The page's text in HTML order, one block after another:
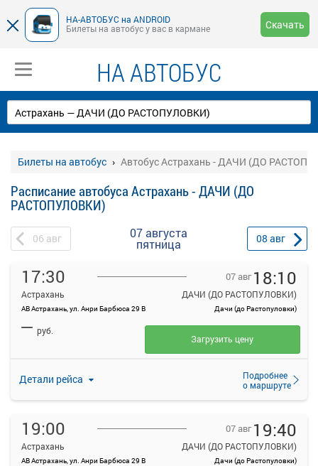
НА-АВТОБУС на ANDROID
Билеты на автобус у вас в кармане
Скачать
НА АВТОБУС
Билеты на автобус Автобус Астрахань - ДАЧИ (ДО
Расписание автобуса Астрахань - ДАЧИ (ДО
РАСТОПУЛОВКИ)
06 авг 07 августа
пятница 08 авг
17:30
Астрахань
АВ Астрахань, ул. Анри Барбюса 29 В
07 авг 18:10
ДАЧИ (ДО РАСТОПУЛОВКИ)
Дачи (до Растопуловки)
Детали рейса
Подробнее
о маршруте
— руб.
Загрузить цену
19:00
Астрахань
АВ Астрахань, ул. Анри Барбюса 29 В
07 авг 19:40
ДАЧИ (ДО РАСТОПУЛОВКИ)
Дачи (до Растопуловки)